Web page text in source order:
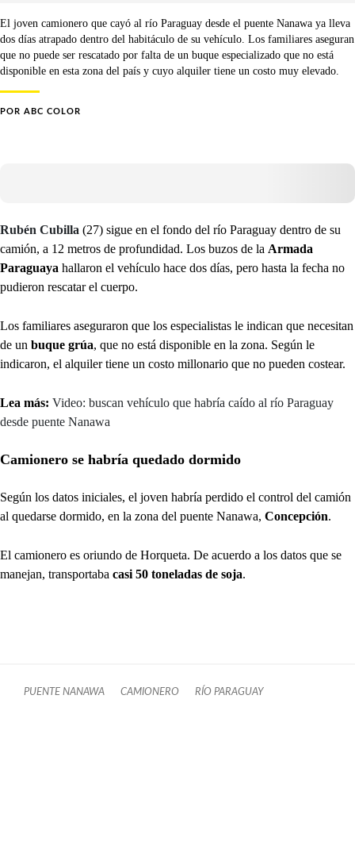
El joven camionero que cayó al río Paraguay desde el puente Nanawa ya lleva
dos días atrapado dentro del habitáculo de su vehículo. Los familiares aseguran
que no puede ser rescatado por falta de un buque especializado que no está
disponible en esta zona del país y cuyo alquiler tiene un costo muy elevado.
POR ABC COLOR
Rubén Cubilla (27) sigue en el fondo del río Paraguay dentro de su
camión, a 12 metros de profundidad. Los buzos de la Armada
Paraguaya hallaron el vehículo hace dos días, pero hasta la fecha no
pudieron rescatar el cuerpo.
Los familiares aseguraron que los especialistas le indican que necesitan
de un buque grúa, que no está disponible en la zona. Según le
indicaron, el alquiler tiene un costo millonario que no pueden costear.
Lea más: Video: buscan vehículo que habría caído al río Paraguay
desde puente Nanawa
Camionero se habría quedado dormido
Según los datos iniciales, el joven habría perdido el control del camión
al quedarse dormido, en la zona del puente Nanawa, Concepción.
El camionero es oriundo de Horqueta. De acuerdo a los datos que se
manejan, transportaba casi 50 toneladas de soja.
PUENTE NANAWA CAMIONERO RÍO PARAGUAY